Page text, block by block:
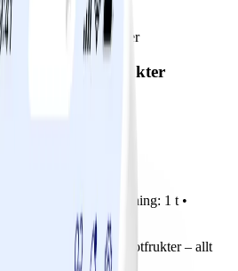
kyckling med rotfrukter
med rotfrukter
Tillagning: 1 t •
kyckling med härliga rotfrukter – allt
och smarrigt!